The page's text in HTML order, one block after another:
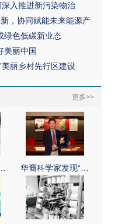
深入推进新污染物治
，协同赋能未来能源产
绿色低碳新业态
美丽中国
美丽乡村先行区建设
更多>>
华裔科学家发现“…